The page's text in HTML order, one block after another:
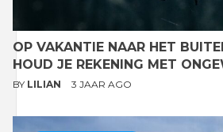
OP VAKANTIE NAAR HET
HOUD JE REKENING MET
BY LILIAN 3 JAAR AGO